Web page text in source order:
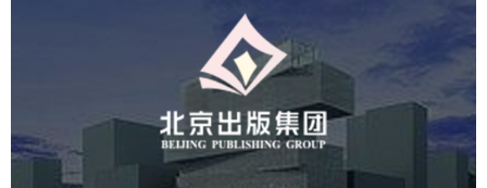
北京出版集团
文化艺术 集团官网 品牌官网
集团网站建设公司
网站建设